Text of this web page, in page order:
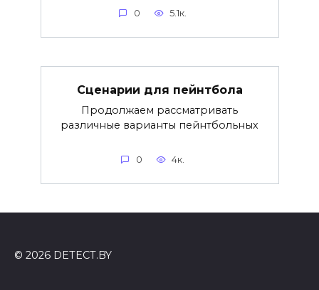
0 5.1к.
Сценарии для пейнтбола
Продолжаем рассматривать
различные варианты пейнтбольных
0 4к.
© 2026 DETECT.BY